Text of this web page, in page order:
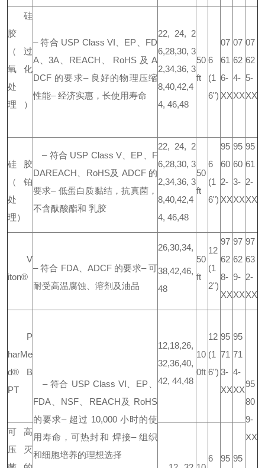
硅
胶
（过
氧 化
处
理）
–符合 USP Class VI、EP、FD
A、3A、REACH、 RoHS 及 A
DCF 的要求–良好的物理压缩
性能–经济实惠，长使用寿命
22, 24, 2
6,28,30, 3
2,34,36, 3
8,40,42,4
4, 46,48
50
ft
6
(1
6")
07
61
6-
XX
07
62
4-
XX
07
62
5-
XX
硅胶
（铂
处
理）
–符合 USP Class V、EP、F
DAREACH、RoHS及 ADCF 的
要求– 低蛋白质黏结，抗真菌，
不含酞酸酯和 乳胶
22, 24, 2
6,28,30, 3
2,34,36, 3
8,40,42,4
4, 46,48
50
ft
6
(1
6")
95
60
2-
XX
95
60
3-
XX
95
61
2-
XX
V
iton®
–符合 FDA、ADCF 的要求–可
耐受高温腐蚀、溶剂及油品
26,30,34,
38,42,46,
48
50
ft
12
(1
2")
97
62
8-
XX
97
62
9-
XX
97
63
2-
XX
P
harMe
d® B
PT
–符合 USP Class VI、EP、
FDA、NSF、REACH 及 RoHS
的要求–超过 10,000 小时的使
用寿命，可热封和 焊接–组织
和细胞培养的理想选择
12,18,26,
32,36,40,
42, 44,48
10
0ft
12
(1
6")
95
71
3-
XX
95
71
4-
XX
95
80
9-
XX
可高
压灭
6 95 95